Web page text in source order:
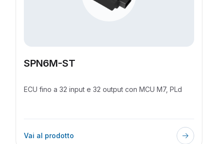
SPN6M-ST
ECU fino a 32 input e 32 output con MCU M7, PLd
Vai al prodotto